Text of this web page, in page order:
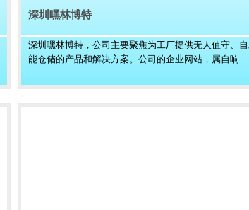
深圳嘿林博特
深圳嘿林博特，公司主要聚焦为工厂提供无人值守、
能仓储的产品和解决方案。公司的企业网站，属自响...